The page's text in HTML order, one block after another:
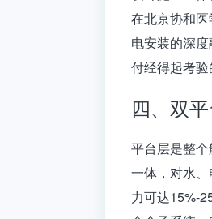
在北京协和
电安装的深
付经得起考验
四、双
平台层是整个
一体，对水
力可达15%-